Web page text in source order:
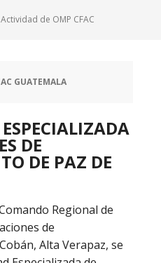
de OMP CFAC
GUATEMALA
DE
DE PAZ DE
Regional de
de
Alta Verapaz, se